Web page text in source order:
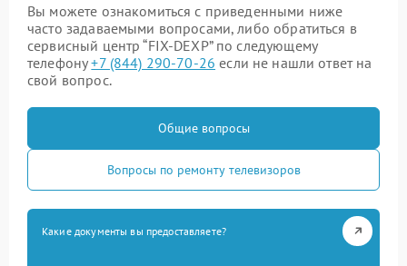
Вы можете ознакомиться с приведенными ниже
часто задаваемыми вопросами, либо обратиться в
сервисный центр “FIX-DEXP” по следующему
телефону+7 (844) 290-70-26 если не нашли ответ на
свой вопрос.
Общие вопросы
Вопросы по ремонту телевизоров
Какие документы вы предоставляете?